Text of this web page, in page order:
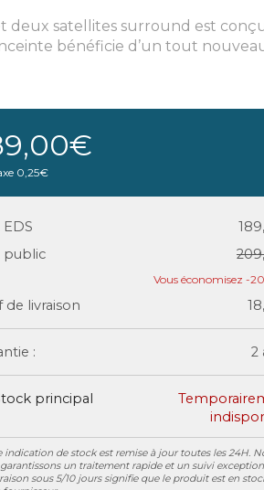
deux satellites surround est
bénéficie d’un tout
0,25€
EDS
public
-
de livraison
: 2
principal
indication de stock est remise à jour toutes les 24H.
un traitement rapide et un suivi
sous 5/10 jours signifie que le produit est en